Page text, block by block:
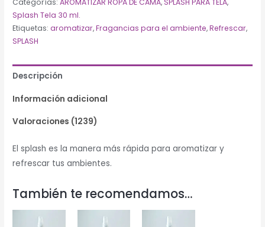
tela
Autumn
cantidad
Splash Tela 30 ml.
Etiquetas:aromatizar,Fragancias para el ambiente,Refrescar,
SPLASH
Descripción
Información adicional
Valoraciones (1239)
El splash es la manera más rápida para aromatizar y
refrescar tus ambientes.
También te recomendamos…